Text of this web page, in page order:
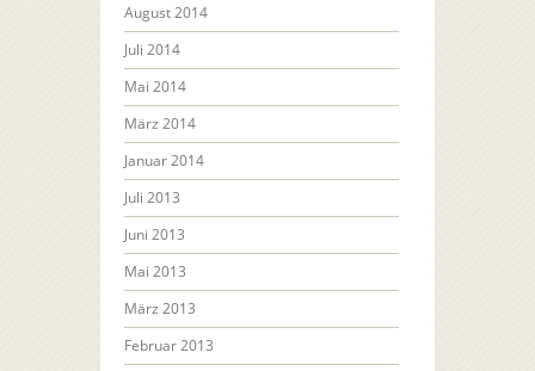
August 2014
Juli 2014
Mai 2014
März 2014
Januar 2014
Juli 2013
Juni 2013
Mai 2013
März 2013
Februar 2013